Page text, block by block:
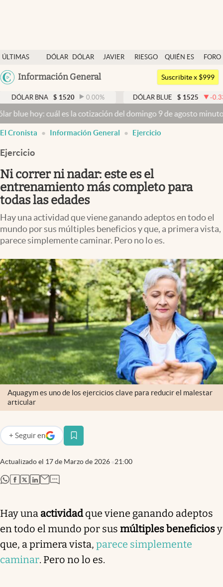
ÚLTIMAS
NOTICIAS
DÓLAR
DÓLAR
JAVIER
RIESGO
QUIÉN ES
QUIÉN
FORO
Argentina
México
Información General
Dólar
Members
Economía y Política
Finanzas y Mercados
Mercados Online
Negocios
Columnistas
Otras secciones
Infotechnology
Clima
Mundial 2026
Eventos Corporativos
El Cronista Studio
Mediakit
abre en nueva pestaña
Argentina
Suscribite x $999
BNA $ 1520 0.00% DÓLAR BLUE $ 1525 -0.33%
cuál es la cotización del domingo 9 de agosto minuto a minuto
El Cronista Información General Ejercicio
Ejercicio
Ni correr ni nadar: este es el
entrenamiento más completo para
todas las edades
Hay una actividad que viene ganando adeptos en todo el
mundo por sus múltiples beneficios y que, a primera vista,
parece simplemente caminar. Pero no lo es.
Aquagym es uno de los ejercicios clave para reducir el malestar
articular
Actualizado el 17 de Marzo de 2026 21:00
+ Seguir en
abre en nueva pestaña
abre en nueva pestaña
abre en nueva pestaña
abre en nueva pestaña
abre en nueva pestaña
Hay una actividadque viene ganando adeptos
en todo el mundo por sus múltiples beneficiosy
que, a primera vista, parece simplemente
caminar. Pero no lo es.